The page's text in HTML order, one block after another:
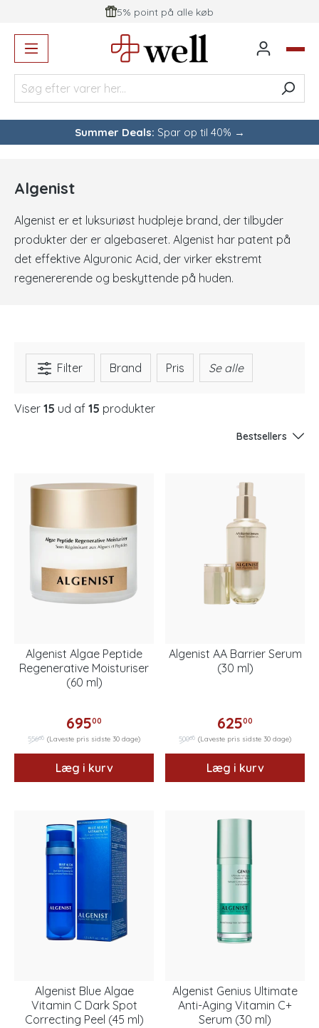
5% point på alle køb
Summer Deals: Spar op til 40% →
Algenist
Algenist er et luksuriøst hudpleje brand, der tilbyder
produkter der er algebaseret. Algenist har patent på
det effektive Alguronic Acid, der virker ekstremt
regenererende og beskyttende på huden.
Filter Brand Pris Se alle
Viser 15 ud af 15 produkter
Bestsellers
Algenist Algae Peptide
Regenerative Moisturiser
(60 ml)
69500
55600 (Laveste pris sidste 30 dage)
Læg i kurv
Algenist AA Barrier Serum
(30 ml)
62500
50000 (Laveste pris sidste 30 dage)
Læg i kurv
Algenist Blue Algae
Vitamin C Dark Spot
Correcting Peel (45 ml)
Algenist Genius Ultimate
Anti-Aging Vitamin C+
Serum (30 ml)